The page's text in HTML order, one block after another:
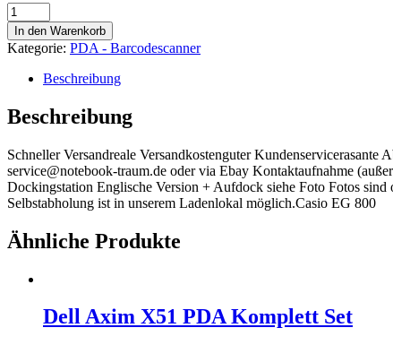
Casio
EG-
800
Industrie
Rugged
Pocket
PC
+
Port
Schnittstelle
*TOP*
Menge
In den Warenkorb
Kategorie: PDA - Barcodescanner
Beschreibung
Beschreibung
Schneller Versandreale Versandkostenguter
service@notebook-traum.de oder via Ebay Kontaktaufnahme
Dockingstation Englische Version + Aufdock siehe Foto Fotos
Selbstabholung ist in unserem Ladenlokal möglich.Casio EG 800
Ähnliche Produkte
Dell Axim X51 PDA Komplett Set